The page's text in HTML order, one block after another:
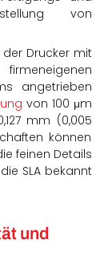
von
Drucker mit
angetrieben
von 100 μm
mm (0,005
können
feinen Details
SLA bekannt
und